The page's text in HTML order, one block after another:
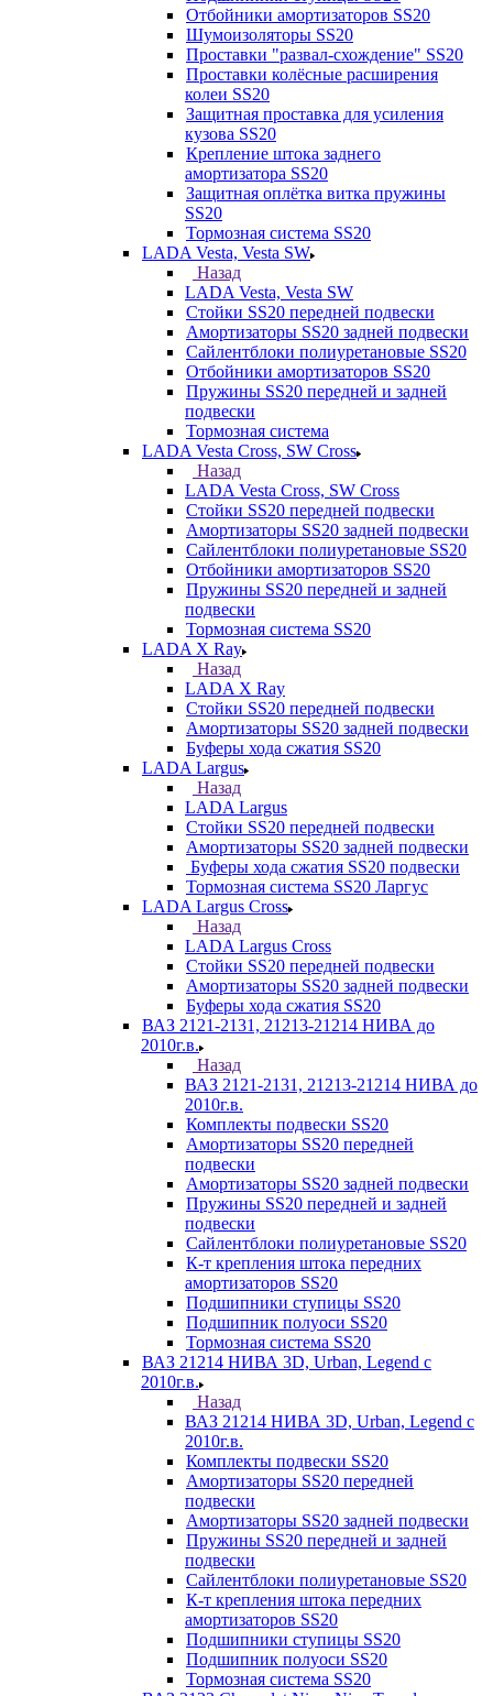
Отбойники амортизаторов SS20
Шумоизоляторы SS20
Проставки "развал-схождение" SS20
Проставки колёсные расширения
колеи SS20
Защитная проставка для усиления
кузова SS20
Крепление штока заднего
амортизатора SS20
Защитная оплётка витка пружины
SS20
Тормозная система SS20
LADA Vesta, Vesta SW
Назад
LADA Vesta, Vesta SW
Стойки SS20 передней подвески
Амортизаторы SS20 задней подвески
Сайлентблоки полиуретановые SS20
Отбойники амортизаторов SS20
Пружины SS20 передней и задней
подвески
Тормозная система
LADA Vesta Cross, SW Cross
Назад
LADA Vesta Cross, SW Cross
Стойки SS20 передней подвески
Амортизаторы SS20 задней подвески
Сайлентблоки полиуретановые SS20
Отбойники амортизаторов SS20
Пружины SS20 передней и задней
подвески
Тормозная система SS20
LADA X Ray
Назад
LADA X Ray
Стойки SS20 передней подвески
Амортизаторы SS20 задней подвески
Буферы хода сжатия SS20
LADA Largus
Назад
LADA Largus
Стойки SS20 передней подвески
Амортизаторы SS20 задней подвески
Буферы хода сжатия SS20 подвески
Тормозная система SS20 Ларгус
LADA Largus Cross
Назад
LADA Largus Cross
Стойки SS20 передней подвески
Амортизаторы SS20 задней подвески
Буферы хода сжатия SS20
ВАЗ 2121-2131, 21213-21214 НИВА до
2010г.в.
Назад
ВАЗ 2121-2131, 21213-21214 НИВА до
2010г.в.
Комплекты подвески SS20
Амортизаторы SS20 передней
подвески
Амортизаторы SS20 задней подвески
Пружины SS20 передней и задней
подвески
Сайлентблоки полиуретановые SS20
К-т крепления штока передних
амортизаторов SS20
Подшипники ступицы SS20
Подшипник полуоси SS20
Тормозная система SS20
ВАЗ 21214 НИВА 3D, Urban, Legend c
2010г.в.
Назад
ВАЗ 21214 НИВА 3D, Urban, Legend c
2010г.в.
Комплекты подвески SS20
Амортизаторы SS20 передней
подвески
Амортизаторы SS20 задней подвески
Пружины SS20 передней и задней
подвески
Сайлентблоки полиуретановые SS20
К-т крепления штока передних
амортизаторов SS20
Подшипники ступицы SS20
Подшипник полуоси SS20
Тормозная система SS20